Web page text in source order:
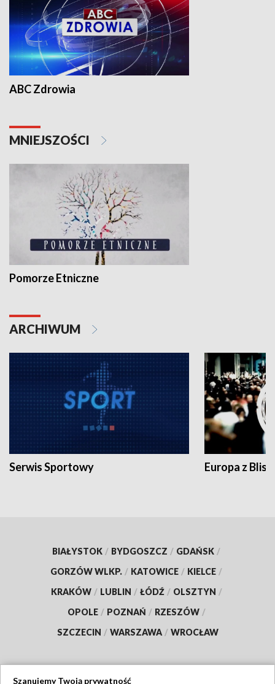
ABC Zdrowia
MNIEJSZOŚCI
Pomorze Etniczne
ARCHIWUM
Serwis Sportowy Europa z
BIAŁYSTOK / BYDGOSZCZ / GDAŃSK /
GORZÓW WLKP. / KATOWICE / KIELCE /
KRAKÓW / LUBLIN / ŁÓDŹ / OLSZTYN /
OPOLE / POZNAŃ / RZESZÓW /
SZCZECIN / WARSZAWA / WROCŁAW
Szanujemy Twoją prywatność